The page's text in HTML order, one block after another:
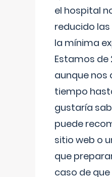
el hospital
reducido
la mínima
Estamos de
aunque nos
tiempo
gustaría
puede
sitio web o
que
caso de